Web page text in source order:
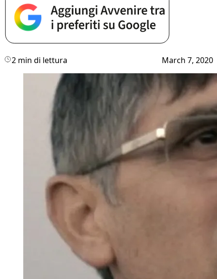
2 min di lettura March 7, 2020